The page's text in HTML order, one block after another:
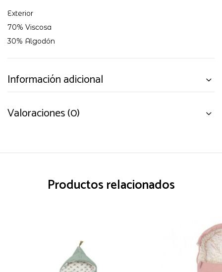
Exterior
70% Viscosa
30% Algodón
Información adicional
Valoraciones (0)
Productos relacionados